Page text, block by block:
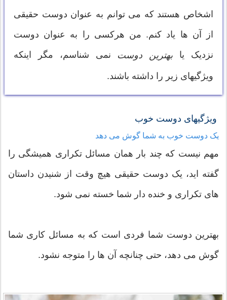
اشخاص هستند که می توانم به عنوان دوست حقیقی
از آن ها یاد کنم. من هرکسی را به عنوان دوست
نزدیک یا بهترین دوست نمی شناسم، مگر اینکه
ویژگیهای زیر را داشته باشند.
ویژگیهای دوست خوب
یک دوست خوب به شما گوش می ‌دهد
مهم نیست که چند بار همان مسائل تکراری همیشگی را
گفته اید، یک دوست حقیقی هیچ وقت از شنیدن داستان
های تکراری و خنده دار شما خسته نمی شود.
بهترین دوست شما فردی است که به مسائل کاری شما
گوش می‌ دهد، حتی چنانچه آن ها را متوجه نشود.